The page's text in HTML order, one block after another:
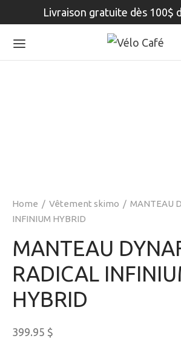
Livraison gratuite dès 100$
Home / Vêtement skimo / MANTEAU
INFINIUM HYBRID
MANTEAU
RADICAL
HYBRID
399.95 $